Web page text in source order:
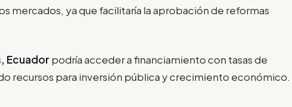
mercados, ya que facilitaría la aprobación de reformas
Ecuador podría acceder a financiamiento con tasas de
recursos para inversión pública y crecimiento económico.